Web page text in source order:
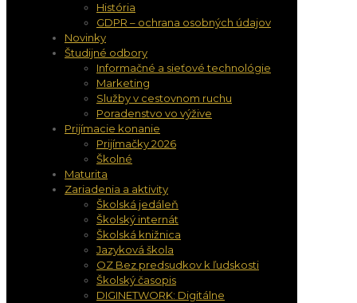
História
GDPR – ochrana osobných údajov
Novinky
Študijné odbory
Informačné a sieťové technológie
Marketing
Služby v cestovnom ruchu
Poradenstvo vo výžive
Prijímacie konanie
Prijímačky 2026
Školné
Maturita
Zariadenia a aktivity
Školská jedáleň
Školský internát
Školská knižnica
Jazyková škola
OZ Bez predsudkov k ľudskosti
Školský časopis
DIGINETWORK: Digitálne